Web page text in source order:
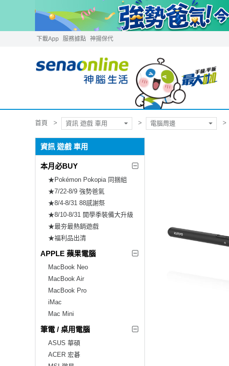
下載App 服務據點 神揚保代
首頁 資訊 遊戲 車用 電腦周邊
資訊 遊戲 車用
本月必BUY
★Pokémon Pokopia 同捆組
★7/22-8/9 強勢爸氣
★8/4-8/31 88感謝祭
★8/10-8/31 開學季裝備大升級
★最夯最熱銷遊戲
★福利品出清
APPLE 蘋果電腦
MacBook Neo
MacBook Air
MacBook Pro
iMac
Mac Mini
筆電 / 桌用電腦
ASUS 華碩
ACER 宏碁